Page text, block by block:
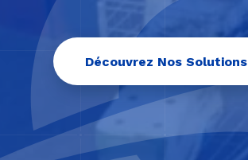
Découvrez Nos Solutions